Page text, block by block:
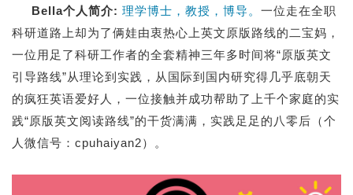
Bella个人简介: 理学博士，教授，博导。 一位走在全职
科研道路上却为了俩娃由衷热心上英文原版路线的二宝妈，
一位用足了科研工作者的全套精神三年多时间将“原版英文
引导路线”从理论到实践，从国际到国内研究得几乎底朝天
的疯狂英语爱好人，一位接触并成功帮助了上千个家庭的实
践“原版英文阅读路线”的干货满满，实践足足的八零后（个
人微信号：cpuhaiyan2）。